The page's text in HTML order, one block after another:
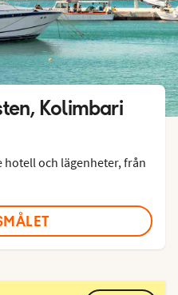
Kolimbari
hotell och lägenheter, från